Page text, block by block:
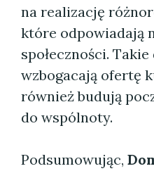
na realizację
które odpowiadają
społeczności.
wzbogacają ofertę
również budują
do wspólnoty.
Podsumowując,